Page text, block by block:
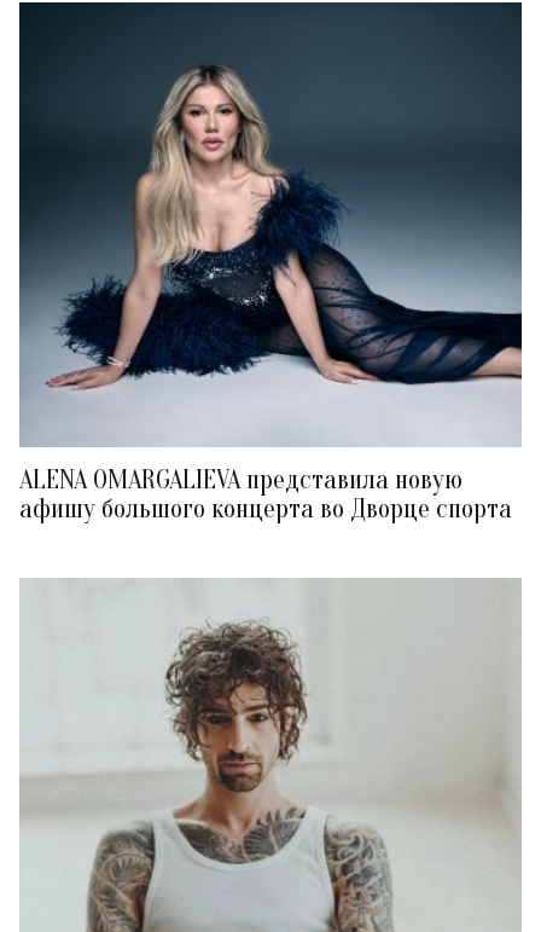
ALENA OMARGALIEVA представила новую
афишу большого концерта во Дворце спорта